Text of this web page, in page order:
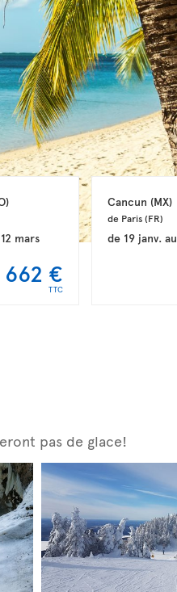
12 mars
662 €
TTC
Cancun (MX)
de Paris (FR)
de 19 janv. au
pas de glace!